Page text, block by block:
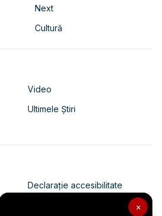
×
Next
Cultură
Video
Ultimele Știri
Declarație accesibilitate
Politica de confidențialitate